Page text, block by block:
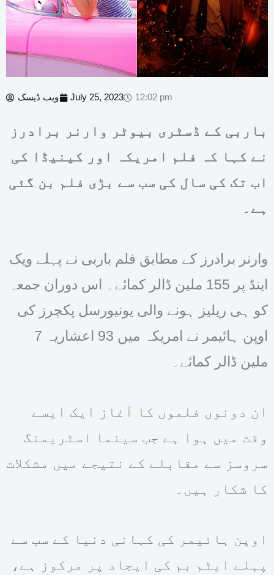
ویب ڈیسک July 25, 2023 12:02 pm
باربی کے ڈسٹری بیوٹر وارنر برادرز
نے کہا کہ فلم امریکہ اور کینیڈا کی
اب تک کی سال کی سب سے بڑی فلم بن گئی
ہے۔
وارنر برادرز کے مطابق فلم باربی نے پہلے ویک
اینڈ پر 155 ملین ڈالر کمائے۔ اس دوران جمعہ
کو ہی ریلیز ہونے والی یونیورسل پکچرز کی
اوپن ہائیمر نے امریکہ میں 93 اعشاریہ 7
ملین ڈالر کمائے۔
ان دونوں فلموں کا آغاز ایک ایسے
وقت میں ہوا ہے جب سینما اسٹریمنگ
سروسز سے مقابلے کے نتیجے میں مشکلات
کا شکار ہیں۔
اوپن ہائیمر کی کہانی دنیا کے سب سے
پہلے ایٹم بم کی ایجاد پر مرکوز ہے،